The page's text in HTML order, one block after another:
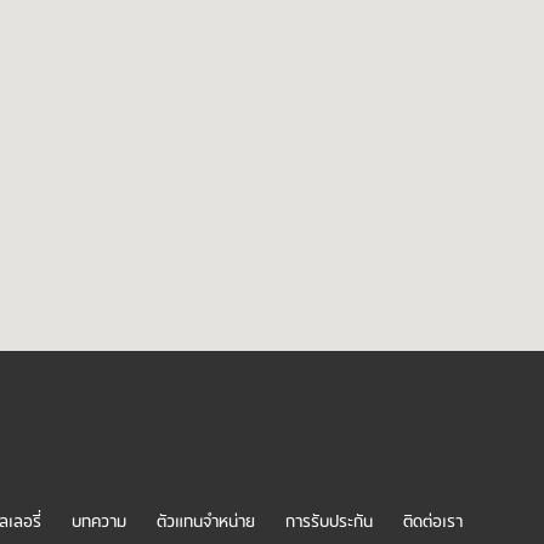
เลอรี่ บทความ ตัวแทนจำหน่าย การรับประกัน ติดต่อเรา